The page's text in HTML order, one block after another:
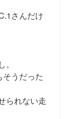
さんだけ
うだった
られない走